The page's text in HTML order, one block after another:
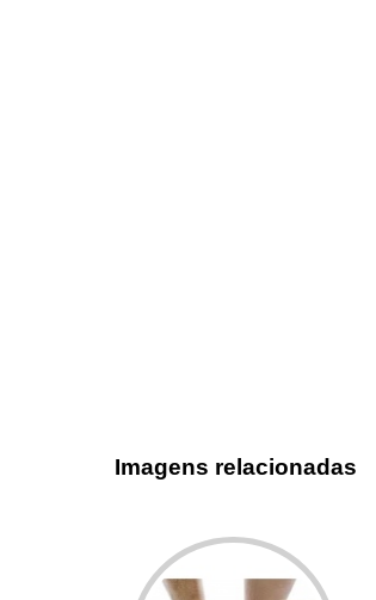
Imagens relacionadas